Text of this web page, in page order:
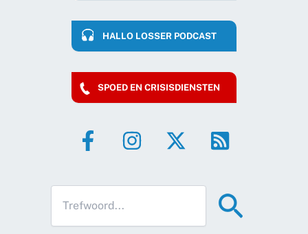
HALLO LOSSER PODCAST
SPOED EN CRISISDIENSTEN